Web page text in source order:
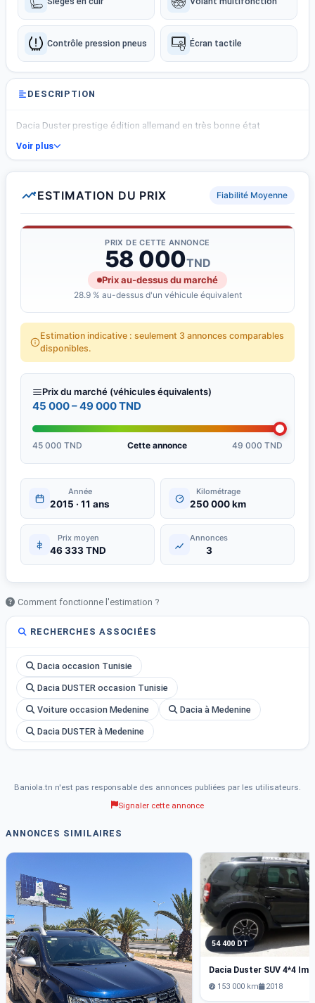
Contrôle pression pneus Écran tactile
DESCRIPTION
Dacia Duster prestige édition allemand en très bonne état
Voir plus
ESTIMATION DU PRIX Fiabilité Moyenne
PRIX DE CETTE ANNONCE
58 000TND
Prix au-dessus du marché
28.9 % au-dessus d'un véhicule équivalent
Estimation indicative : seulement 3 annonces comparables
disponibles.
Prix du marché (véhicules équivalents)
45 000 – 49 000 TND
45 000 TND Cette annonce 49 000 TND
Année
2015 · 11 ans
Kilométrage
250 000 km
Prix moyen
46 333 TND
Annonces
3
Comment fonctionne l'estimation ?
RECHERCHES ASSOCIÉES
Dacia occasion Tunisie
Dacia DUSTER occasion Tunisie
Voiture occasion Medenine Dacia à Medenine
Dacia DUSTER à Medenine
Baniola.tn n'est pas responsable des annonces publiées par les utilisateurs.
Signaler cette annonce
ANNONCES SIMILAIRES
54 400 DT
153 000 km 2018